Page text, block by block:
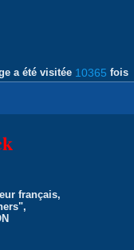
a été visitée 10365 fois
français,